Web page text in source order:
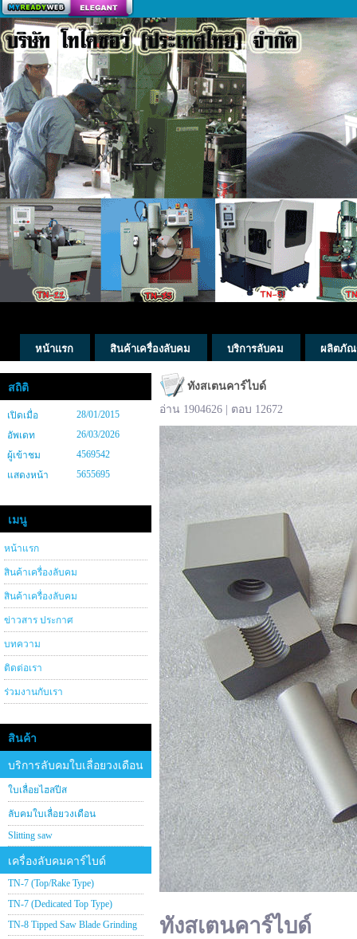
สร้างเว็บ
หน้าแรก สินค้าเครื่องลับคม บริการลับคม ผลิตภัณ
สถิติ
เปิดเมื่อ
28/01/2015
อัพเดท
26/03/2026
ผู้เข้าชม
4569542
แสดงหน้า
5655695
เมนู
หน้าแรก
สินค้าเครื่องลับคม
สินค้าเครื่องลับคม
ข่าวสาร ประกาศ
บทความ
ติดต่อเรา
ร่วมงานกับเรา
สินค้า
บริการลับคมใบเลื่อยวงเดือน
ใบเลื่อยไฮสปีส
ลับคมใบเลื่อยวงเดือน
Slitting saw
เครื่องลับคมคาร์ไบด์
TN-7 (Top/Rake Type)
TN-7 (Dedicated Top Type)
TN-8 Tipped Saw Blade Grinding
ทังสเตนคาร์ไบด์
อ่าน 1904626 | ตอบ 12672
ทังสเตนคาร์ไบด์